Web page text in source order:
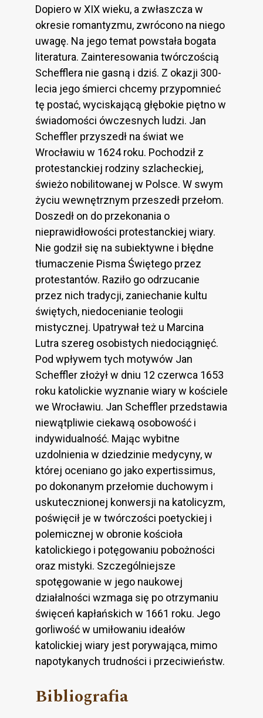
Dopiero w XIX wieku, a zwłaszcza w
okresie romantyzmu, zwrócono na niego
uwagę. Na jego temat powstała bogata
literatura. Zainteresowania twórczością
Schefflera nie gasną i dziś. Z okazji 300-
lecia jego śmierci chcemy przypomnieć
tę postać, wyciskającą głębokie piętno w
świadomości ówczesnych ludzi. Jan
Scheffler przyszedł na świat we
Wrocławiu w 1624 roku. Pochodził z
protestanckiej rodziny szlacheckiej,
świeżo nobilitowanej w Polsce. W swym
życiu wewnętrznym przeszedł przełom.
Doszedł on do przekonania o
nieprawidłowości protestanckiej wiary.
Nie godził się na subiektywne i błędne
tłumaczenie Pisma Świętego przez
protestantów. Raziło go odrzucanie
przez nich tradycji, zaniechanie kultu
świętych, niedocenianie teologii
mistycznej. Upatrywał też u Marcina
Lutra szereg osobistych niedociągnięć.
Pod wpływem tych motywów Jan
Scheffler złożył w dniu 12 czerwca 1653
roku katolickie wyznanie wiary w kościele
we Wrocławiu. Jan Scheffler przedstawia
niewątpliwie ciekawą osobowość i
indywidualność. Mając wybitne
uzdolnienia w dziedzinie medycyny, w
której oceniano go jako expertissimus,
po dokonanym przełomie duchowym i
uskutecznionej konwersji na katolicyzm,
poświęcił je w twórczości poetyckiej i
polemicznej w obronie kościoła
katolickiego i potęgowaniu pobożności
oraz mistyki. Szczególniejsze
spotęgowanie w jego naukowej
działalności wzmaga się po otrzymaniu
święceń kapłańskich w 1661 roku. Jego
gorliwość w umiłowaniu ideałów
katolickiej wiary jest porywająca, mimo
napotykanych trudności i przeciwieństw.
Bibliografia